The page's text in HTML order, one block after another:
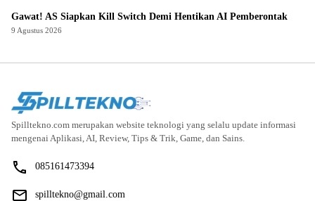
Gawat! AS Siapkan Kill Switch Demi Hentikan AI Pemberontak
9 Agustus 2026
Spilltekno.com merupakan website teknologi yang selalu update informasi
mengenai Aplikasi, AI, Review, Tips & Trik, Game, dan Sains.
085161473394
spilltekno@gmail.com